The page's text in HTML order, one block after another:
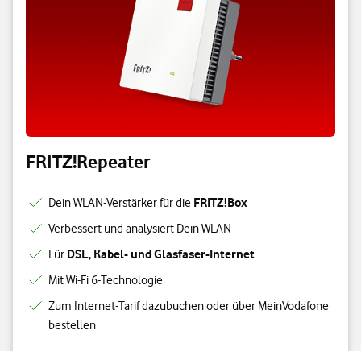
FRITZ!Repeater
Dein WLAN-Verstärker für die FRITZ!Box
Verbessert und analysiert Dein WLAN
Für DSL, Kabel- und Glasfaser-Internet
Mit Wi-Fi 6-Technologie
Zum Internet-Tarif dazubuchen oder über MeinVodafone
bestellen